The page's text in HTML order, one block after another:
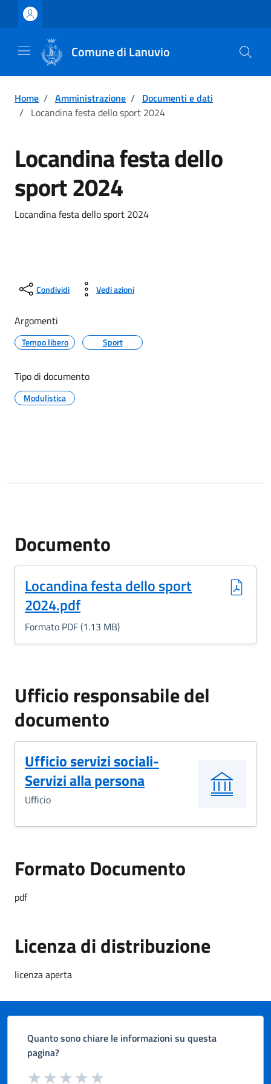
Vai ai contenuti
Vai al footer
Comune di Lanuvio
Home / Amministrazione / Documenti e dati
/ Locandina festa dello sport 2024
Locandina festa dello
sport 2024
Locandina festa dello sport 2024
Condividi Vedi azioni
Argomenti
Tempo libero Sport
Tipo di documento
Modulistica
Documento
Locandina festa dello sport
2024.pdf
(Formato PDF, 1.13 MB)
Formato PDF (1.13 MB)
Ufficio responsabile del
documento
Ufficio servizi sociali-
Servizi alla persona
Ufficio
Formato Documento
Formato Documento
pdf
Licenza di distribuzione
licenza aperta
Quanto sono chiare le informazioni su questa
pagina?
Valuta da 1 a 5 stelle la pagina